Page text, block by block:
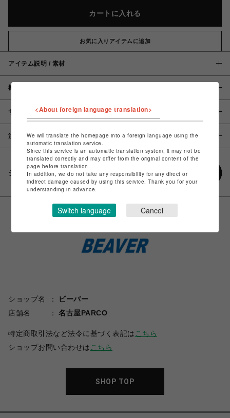
カートに入れる
お気に入りアイテムに追加
アイテム説明 / 素材
概要
サイズ
注意事項
シェアする
ショップ名
ビーバー
店舗名
名古屋PARCO
特定商取引法など法令に基づく表記は こちら
ショップお問い合わせは こちら
SHOP TOP
<About foreign language translation>
We will translate the homepage into a foreign language using the
automatic translation service.
Since this service is an automatic translation system, it may not be
translated correctly and may differ from the original content of the
page before translation.
In addition, we do not take any responsibility for any direct or
indirect damage caused by using this service. Thank you for your
understanding in advance.
Switch language Cancel